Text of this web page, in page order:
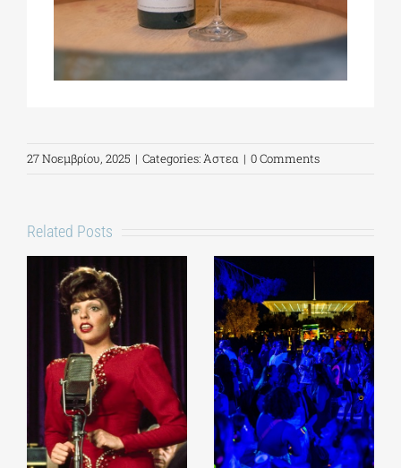
27 Νοεμβρίου, 2025 | Categories: Άστεα | 0 Comments
Related Posts